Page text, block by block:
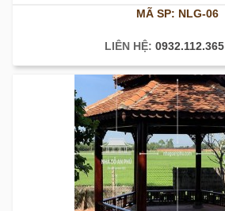
MÃ SP: NLG-06
LIÊN HỆ: 0932.112.365